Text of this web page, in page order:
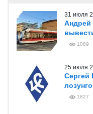
31 июля
Андрей
1089
25 июля
Сергей
1827